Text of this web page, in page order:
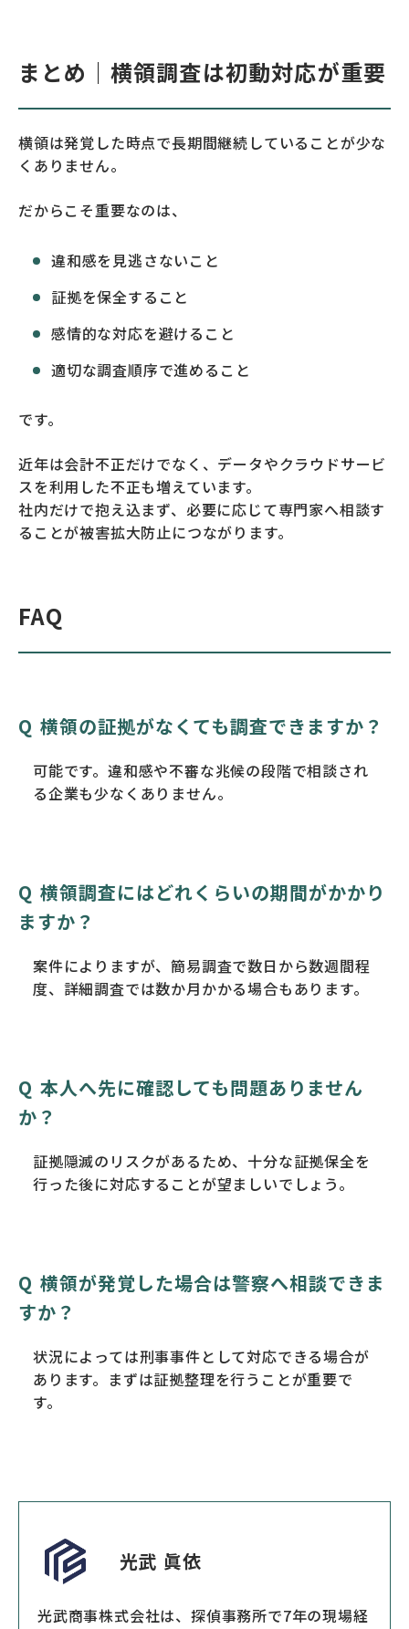
まとめ｜横領調査は初動対応が重要
横領は発覚した時点で長期間継続していることが少な
くありません。
だからこそ重要なのは、
違和感を見逃さないこと
証拠を保全すること
感情的な対応を避けること
適切な調査順序で進めること
です。
近年は会計不正だけでなく、データやクラウドサービ
スを利用した不正も増えています。
社内だけで抱え込まず、必要に応じて専門家へ相談す
ることが被害拡大防止につながります。
FAQ
横領の証拠がなくても調査できますか？
可能です。違和感や不審な兆候の段階で相談され
る企業も少なくありません。
横領調査にはどれくらいの期間がかかり
ますか？
案件によりますが、簡易調査で数日から数週間程
度、詳細調査では数か月かかる場合もあります。
本人へ先に確認しても問題ありません
か？
証拠隠滅のリスクがあるため、十分な証拠保全を
行った後に対応することが望ましいでしょう。
横領が発覚した場合は警察へ相談できま
すか？
状況によっては刑事事件として対応できる場合が
あります。まずは証拠整理を行うことが重要で
す。
光武 眞依
光武商事株式会社は、探偵事務所で7年の現場経